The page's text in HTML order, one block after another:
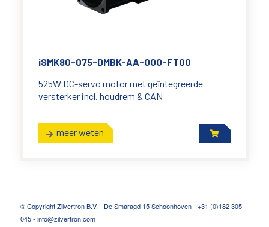
iSMK80-075-DMBK-AA-000-FT00
525W DC-servo motor met geïntegreerde
versterker incl. houdrem & CAN
meer weten
© Copyright Zilvertron B.V. - De Smaragd 15 Schoonhoven - +31 (0)182 305
045 - info@zilvertron.com